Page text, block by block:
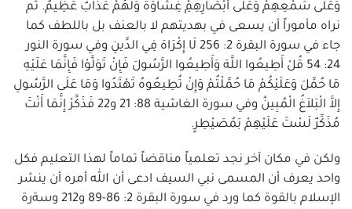
وَعَلَى سَمْعِهِمْ وَعَلَى أَبْصَارِهِمِْ غِشَاوَةٌ وَلَهُمْ عَذَابٌ عَظِيمٌ. ثم
نراه مأموراً أن يسعى في بهديتهم لا بالعنف بل باللطف كما
جاء في سورة البقرة 2: 256 لَا إِكْرَاهَ فِي الدِّينِ وفي سورة النور
24: 54 قُلْ أَطِيعُوا اللَّهَ وَأَطِيعُوا الرَّسُولَ فَإِنْ تَوَلَّوْا فَإِنَّمَا عَلَيْهِ
مَا حُمِّلَ وَعَلَيْكُمْ مَا حُمِّلْتُمْ وَإِنْ تُطِيعُوهُ تَهْتَدُوا وَمَا عَلَى الرَّسُولِ
إِلاَّ الْبَلاَغُ الْمُبِينُ وفي سورة الغاشية 88: 21 و22 فَذَكِّرْ إِنَّمَا أَنْتَ
مُذَكِّرٌ لَسْتَ عَلَيْهِمْ بَمُصَيْطِرٍ.
ولكن في مكان آخر نجد تعلمياً مناقضاً تماماً لهذا التعليم فكل
واحد يعرف أن المسمى نبي السيف ادعى أن الله أمره أن ينشر
الإسلام بالقوة كما ورد في سورة البقرة 2: 86-89 و212 وسةرة